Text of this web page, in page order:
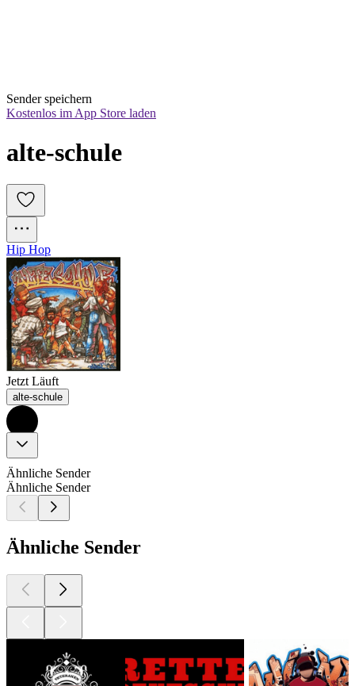
Sender speichern
Kostenlos im App Store laden
alte-schule
Hip Hop
Jetzt Läuft
alte-schule
Ähnliche Sender
Ähnliche Sender
Ähnliche Sender